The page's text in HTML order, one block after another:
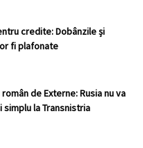
credite: Dobânzile și
fi plafonate
de Externe: Rusia nu va
simplu la Transnistria